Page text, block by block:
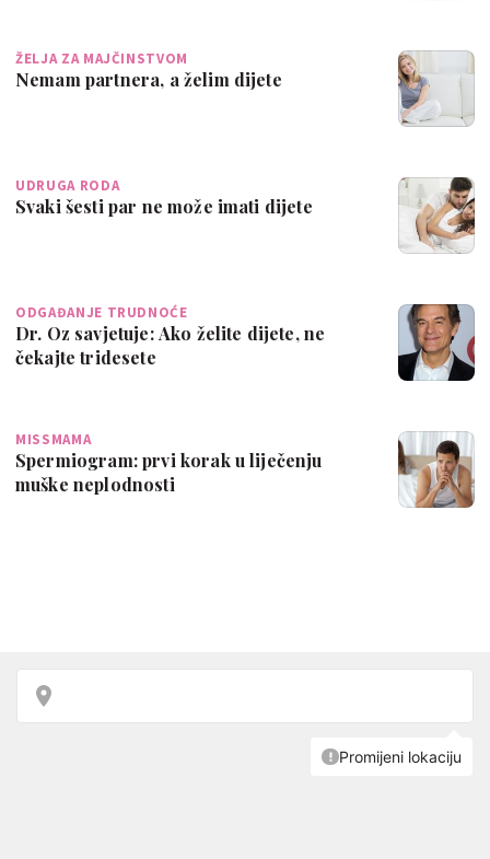
ŽELJA ZA MAJČINSTVOM
Nemam partnera, a želim dijete
UDRUGA RODA
Svaki šesti par ne može imati dijete
ODGAĐANJE TRUDNOĆE
Dr. Oz savjetuje: Ako želite dijete, ne
čekajte tridesete
MISSMAMA
Spermiogram: prvi korak u liječenju
muške neplodnosti